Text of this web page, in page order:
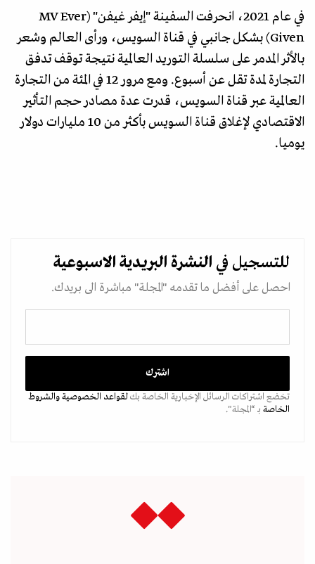
في عام 2021، انحرفت السفينة "إيفر غيفن" (MV Ever
Given) بشكل جانبي في قناة السويس، ورأى العالم وشعر
بالأثر المدمر على سلسلة التوريد العالمية نتيجة توقف تدفق
التجارة لمدة تقل عن أسبوع. ومع مرور 12 في المئة من التجارة
العالمية عبر قناة السويس، قدرت عدة مصادر حجم التأثير
الاقتصادي لإغلاق قناة السويس بأكثر من 10 مليارات دولار
يوميا.
للتسجيل في النشرة البريدية الاسبوعية
احصل على أفضل ما تقدمه "المجلة" مباشرة الى بريدك.
تخضع اشتراكات الرسائل الإخبارية الخاصة بكلقواعد الخصوصيةوالشروط
الخاصة بـ “المجلة".